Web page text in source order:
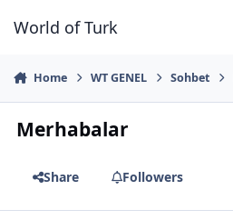
World of Turk
Home WT GENEL Sohbet
Merhabalar
Share Followers